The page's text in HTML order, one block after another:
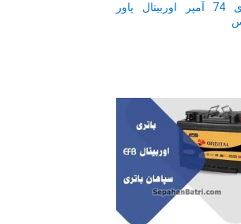
باتری 74 آمپر اوربیتال پاور